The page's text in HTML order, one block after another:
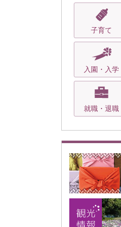
子育て
入園・入学
就職・退職